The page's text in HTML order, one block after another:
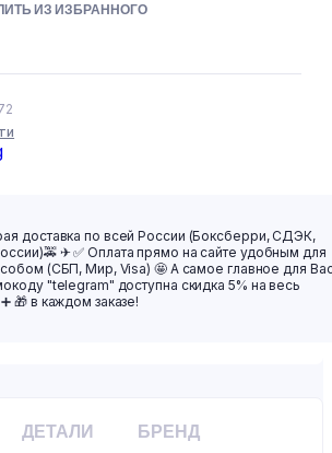
ИЗ ИЗБРАННОГО
доставка по всей России (Боксберри, СДЭК,
✈ ✅ Оплата прямо на сайте удобным для
(СБП, Мир, Visa) 🤩 А самое главное для
"telegram" доступна скидка 5% на весь
➕ 🎁 в каждом заказе!
ДЕТАЛИ БРЕНД